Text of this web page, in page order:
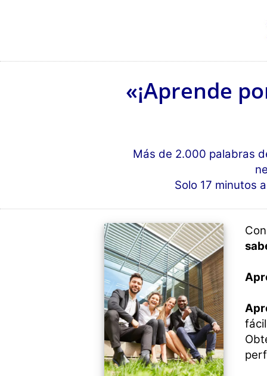
«¡Aprende
Más de 2.000 palabras
Solo 17 minutos